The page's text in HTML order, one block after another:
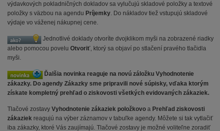
výdavkových pokladničných dokladov sa vylučujú skladové položky a textové
položky s väzbou na agendu Príjemky. Do nákladov tiež vstupujú skladové
výdaje vo váženej nákupnej cene.
Jednotlivé doklady otvoríte dvojklikom myši na zobrazené riadky
alebo pomocou povelu Otvoriť, ktorý sa objaví po stlačení pravého tlačidla
myši.
Ďalšia novinka reaguje na novú záložku Vyhodnotenie
zákazky. Do agendy Zákazky sme pripravili nové súpisky, vďaka ktorým
získate kompletný prehľad o ziskovosti všetkých evidovaných zákaziek.
Tlačové zostavy Vyhodnotenie zákaziek položkovo a Prehľad ziskovosti
zákaziek reagujú na výber záznamov v tabuľke agendy. Môžete si tak vytlačiť
iba zákazky, ktoré Vás zaujímajú. Tlačové zostavy je možné voliteľne zoradiť